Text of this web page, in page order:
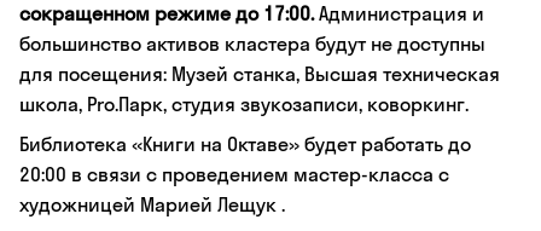
сокращенном режиме до 17:00.Администрация и
большинство активов кластера будут не доступны
для посещения: Музей станка, Высшая техническая
школа, Pro.Парк, студия звукозаписи, коворкинг.
Библиотека «Книги на Октаве» будет работать до
20:00 в связи с проведением мастер-класса с
художницей Марией Лещук .